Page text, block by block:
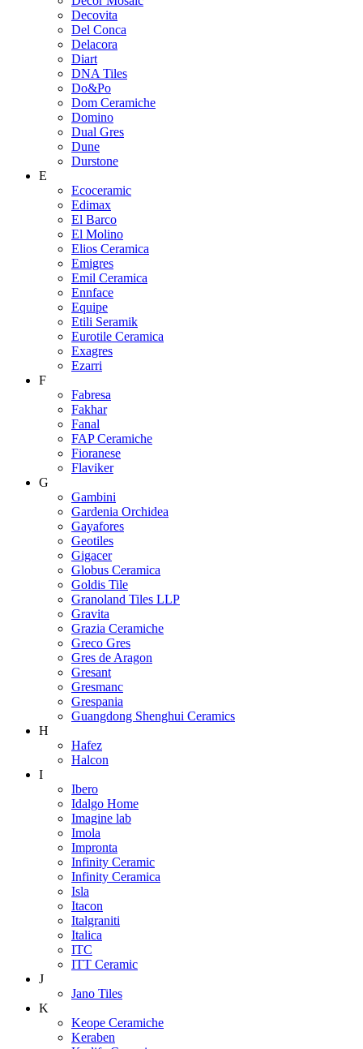
Decovita
Del Conca
Delacora
Diart
DNA Tiles
Do&Po
Dom Ceramiche
Domino
Dual Gres
Dune
Durstone
E
Ecoceramic
Edimax
El Barco
El Molino
Elios Ceramica
Emigres
Emil Ceramica
Ennface
Equipe
Etili Seramik
Eurotile Ceramica
Exagres
Ezarri
F
Fabresa
Fakhar
Fanal
FAP Ceramiche
Fioranese
Flaviker
G
Gambini
Gardenia Orchidea
Gayafores
Geotiles
Gigacer
Globus Ceramica
Goldis Tile
Granoland Tiles LLP
Gravita
Grazia Ceramiche
Greco Gres
Gres de Aragon
Gresant
Gresmanc
Grespania
Guangdong Shenghui Ceramics
H
Hafez
Halcon
I
Ibero
Idalgo Home
Imagine lab
Imola
Impronta
Infinity Ceramic
Infinity Ceramica
Isla
Itacon
Italgraniti
Italica
ITC
ITT Ceramic
J
Jano Tiles
K
Keope Ceramiche
Keraben